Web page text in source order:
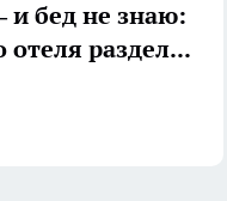
и бед не знаю:
разделил